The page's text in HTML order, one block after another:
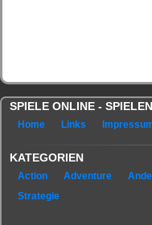
SPIELE ONLINE -
Home Links
KATEGORIEN
Action Adventure
Strategie